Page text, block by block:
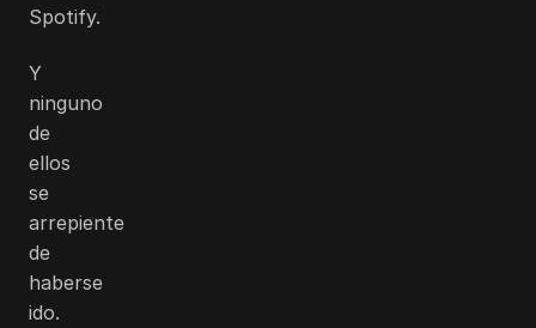
Spotify.
Y
ninguno
de
ellos
se
arrepiente
de
haberse
ido.